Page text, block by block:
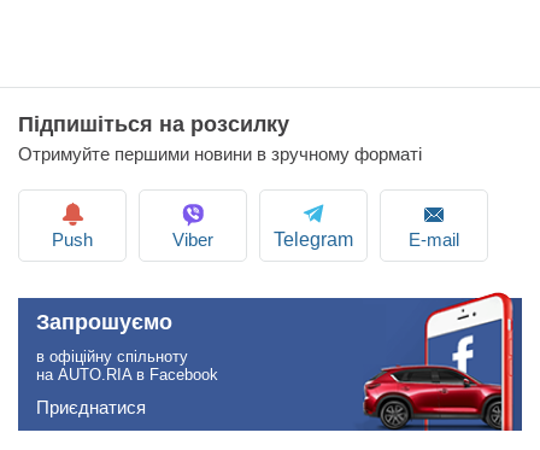
Підпишіться на розсилку
Отримуйте першими новини в зручному форматі
Push Viber Telegram E-mail
Запрошуємо
в офіційну спільноту
на AUTO.RIA в Facebook
Приєднатися